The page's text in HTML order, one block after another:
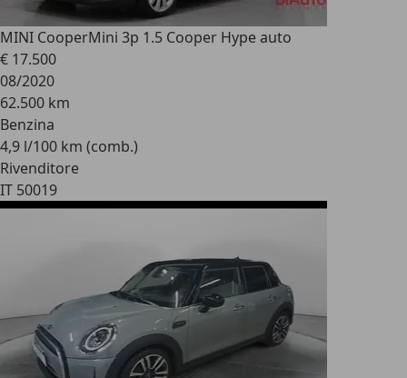
MINI CooperMini 3p 1.5 Cooper Hype auto
€ 17.500
08/2020
62.500 km
Benzina
4,9 l/100 km (comb.)
Rivenditore
IT 50019